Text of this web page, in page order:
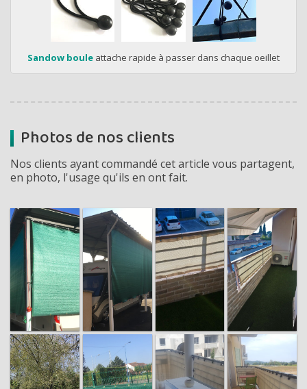
Sandow boule attache rapide à passer dans chaque oeillet
Photos de nos clients
Nos clients ayant commandé cet article vous partagent,
en photo, l'usage qu'ils en ont fait.